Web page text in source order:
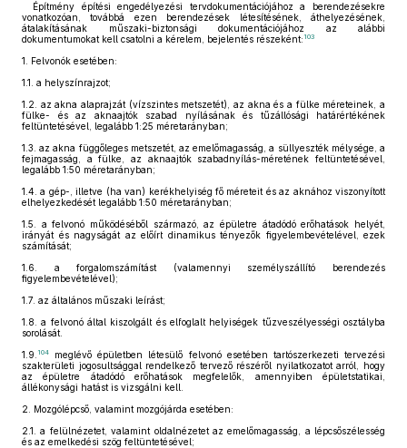
Építmény építési engedélyezési tervdokumentációjához a berendezésekre
vonatkozóan, továbbá ezen berendezések létesítésének, áthelyezésének,
átalakításának műszaki-biztonsági dokumentációjához az alábbi
dokumentumokat kell csatolni a kérelem, bejelentés részeként: 103
1.
Felvonók esetében:
1.1. a helyszínrajzot;
1.2.
az akna alaprajzát (vízszintes metszetét), az akna és a fülke méreteinek, a
fülke- és az aknaajtók szabad nyílásának és tűzállósági határértékének
feltüntetésével, legalább 1:25 méretarányban;
1.3. az akna függőleges metszetét, az emelőmagasság, a süllyeszték mélysége, a
fejmagasság, a fülke, az aknaajtók szabadnyílás-méretének feltüntetésével,
legalább 1:50 méretarányban;
1.4. a gép-, illetve (ha van) kerékhelyiség fő méreteit és az aknához viszonyított
elhelyezkedését legalább 1:50 méretarányban;
1.5.
a felvonó működéséből származó, az épületre átadódó erőhatások helyét,
irányát és nagyságát az előírt dinamikus tényezők figyelembevételével, ezek
számítását;
1.6.
a forgalomszámítást (valamennyi személyszállító berendezés
figyelembevételével);
1.7. az általános műszaki leírást;
1.8.
a felvonó által kiszolgált és elfoglalt helyiségek tűzveszélyességi osztályba
sorolását.
1.9. 104
meglévő épületben létesülő felvonó esetében tartószerkezeti tervezési
szakterületi jogosultsággal rendelkező tervező részéről nyilatkozatot arról, hogy
az épületre átadódó erőhatások megfelelők, amennyiben épületstatikai,
állékonysági hatást is vizsgálni kell.
2.
Mozgólépcső, valamint mozgójárda esetében:
2.1.
a felülnézetet, valamint oldalnézetet az emelőmagasság, a lépcsőszélesség
és az emelkedési szög feltüntetésével;